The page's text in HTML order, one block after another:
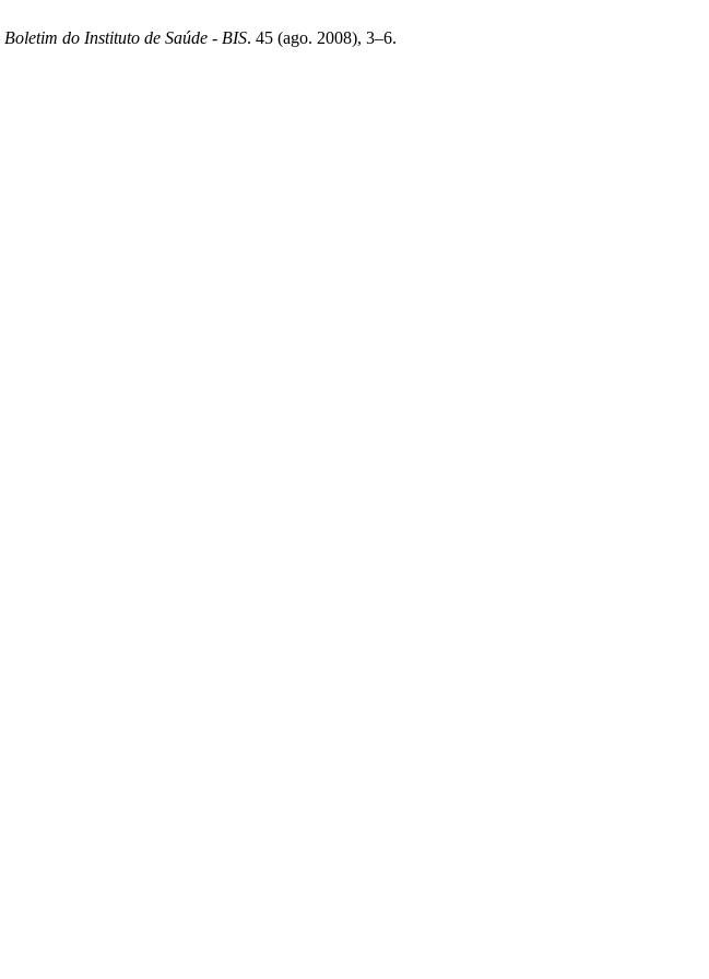
Boletim do Instituto de Saúde - BIS. 45 (ago. 2008), 3–6.